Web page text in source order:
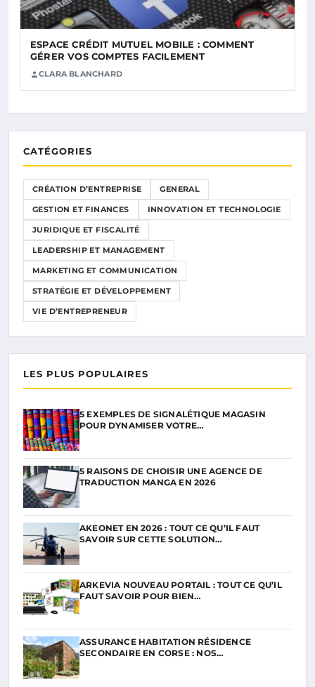
ESPACE CRÉDIT MUTUEL MOBILE : COMMENT
GÉRER VOS COMPTES FACILEMENT
CLARA BLANCHARD
CATÉGORIES
CRÉATION D’ENTREPRISE GENERAL
GESTION ET FINANCES INNOVATION ET TECHNOLOGIE
JURIDIQUE ET FISCALITÉ
LEADERSHIP ET MANAGEMENT
MARKETING ET COMMUNICATION
STRATÉGIE ET DÉVELOPPEMENT
VIE D’ENTREPRENEUR
LES PLUS POPULAIRES
5 EXEMPLES DE SIGNALÉTIQUE MAGASIN
POUR DYNAMISER VOTRE…
5 RAISONS DE CHOISIR UNE AGENCE DE
TRADUCTION MANGA EN 2026
AKEONET EN 2026 : TOUT CE QU’IL FAUT
SAVOIR SUR CETTE SOLUTION…
ARKEVIA NOUVEAU PORTAIL : TOUT CE QU’IL
FAUT SAVOIR POUR BIEN…
ASSURANCE HABITATION RÉSIDENCE
SECONDAIRE EN CORSE : NOS…